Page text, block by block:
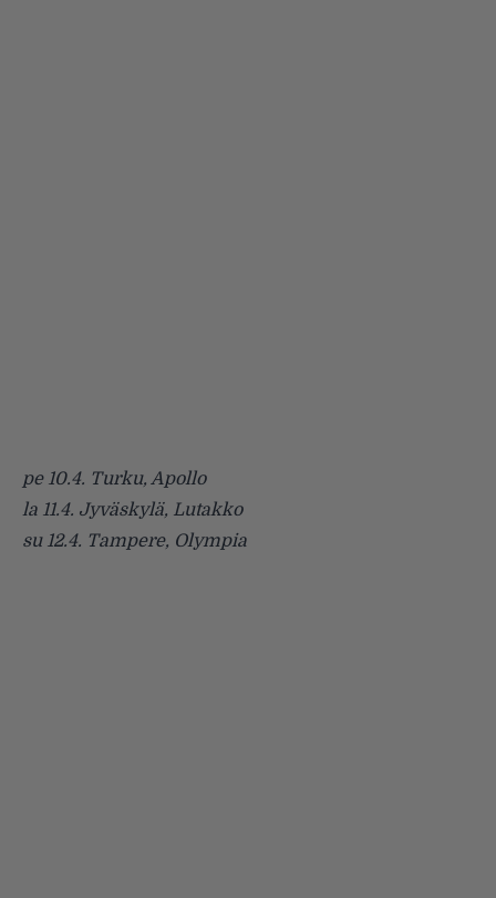
pe 10.4. Turku, Apollo
la 11.4. Jyväskylä, Lutakko
su 12.4. Tampere, Olympia